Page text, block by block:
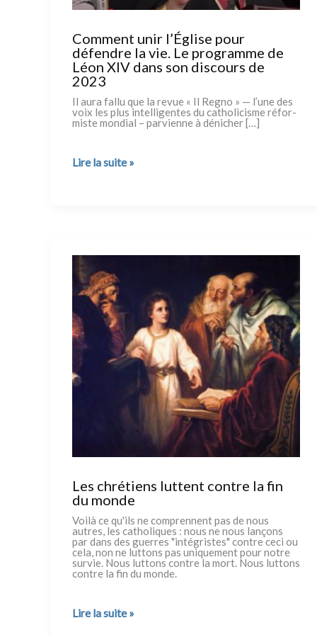
Comment unir l’Église pour
défendre la vie. Le programme de
Léon XIV dans son discours de
2023
Il aura fal­lu que la revue « Il Regno » — l’une des
voix les plus intel­li­gen­tes du catho­li­ci­sme réfor­
mi­ste mon­dial – par­vien­ne à déni­cher […]
Comment
programme
Léon
XIV
dans
son
discours
de
2023
Lire la suite »
Les chrétiens luttent contre la fin
du monde
Voilà ce qu'ils ne com­pren­nent pas de nous
autres, les catho­li­ques : nous ne nous lançons
par dans des guer­res "inté­gri­stes" con­tre ceci ou
cela, non ne lut­tons pas uni­que­ment pour notre
sur­vie. Nous lut­tons con­tre la mort. Nous lut­tons
con­tre la fin du mon­de.
Les
Lire la suite »